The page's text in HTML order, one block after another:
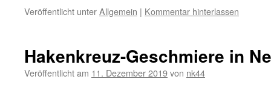
Veröffentlicht unterAllgemein | Kommentar hinterlassen
Hakenkreuz-Geschmiere in
Veröffentlicht am 11. Dezember 2019von nk44